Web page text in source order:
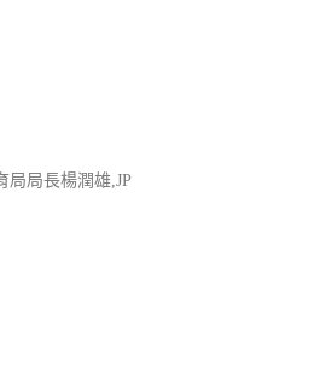
局局長楊潤雄,JP